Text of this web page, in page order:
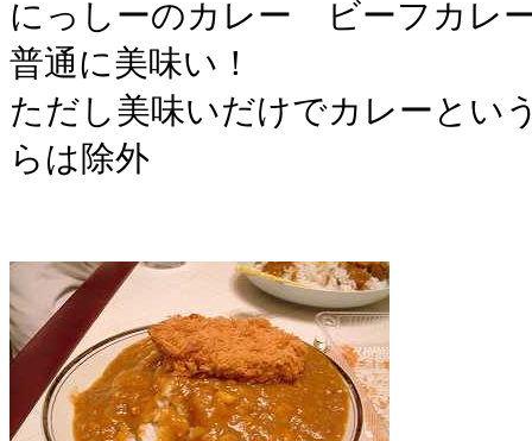
にっしーのカレー ビーフカレ
普通に美味い！
ただし美味いだけでカレーとい
らは除外